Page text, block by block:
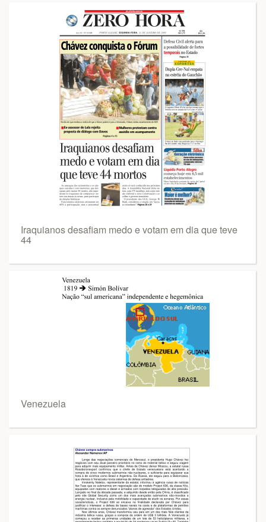
Iraquianos desafiam medo e votam em dia que teve
44
Venezuela